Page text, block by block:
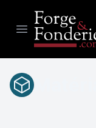
Open main menu